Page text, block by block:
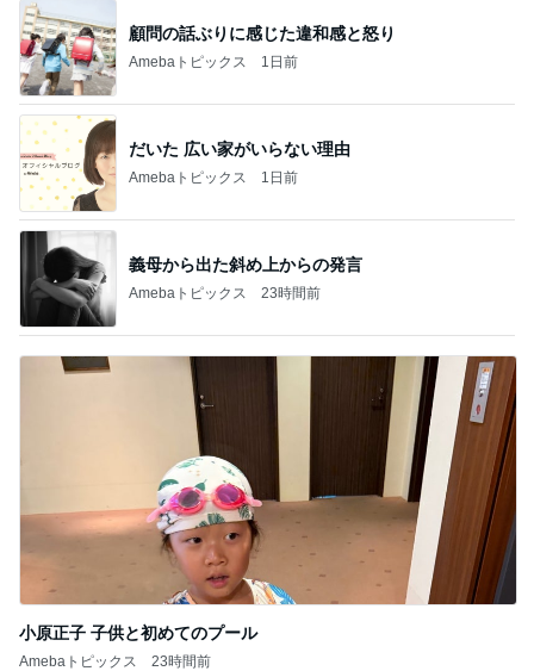
顧問の話ぶりに感じた違和感と怒り
Amebaトピックス 1日前
だいた 広い家がいらない理由
Amebaトピックス 1日前
義母から出た斜め上からの発言
Amebaトピックス 23時間前
小原正子 子供と初めてのプール
Amebaトピックス 23時間前